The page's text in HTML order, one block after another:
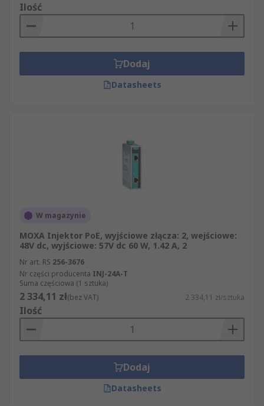
Ilość
Dodaj
Datasheets
W magazynie
MOXA Injektor PoE, wyjściowe złącza: 2, wejściowe:
48V dc, wyjściowe: 57V dc 60 W, 1.42 A, 2
Nr art. RS 256-3676
Nr części producenta INJ-24A-T
Suma częściowa (1 sztuka)
2 334,11 zł(bez VAT) 2 334,11 zł/sztuka
Ilość
Dodaj
Datasheets